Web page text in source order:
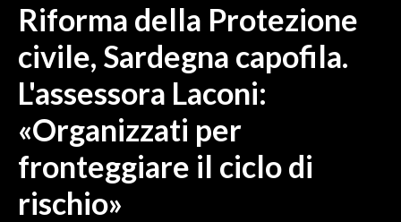
ITALIA
MONDO
POLITICA
ECONOMIA
SERVIZI ALLE IMPRESE
LAVORO
Riforma della Protezione
civile, Sardegna capofila.
L'assessora Laconi:
«Organizzati per
fronteggiare il ciclo di
rischio»